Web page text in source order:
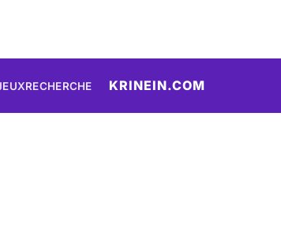
RECHERCHE KRINEIN.COM